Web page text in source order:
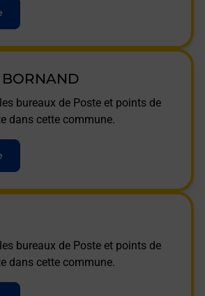
BORNAND
bureaux de Poste et points de
dans cette commune.
bureaux de Poste et points de
dans cette commune.